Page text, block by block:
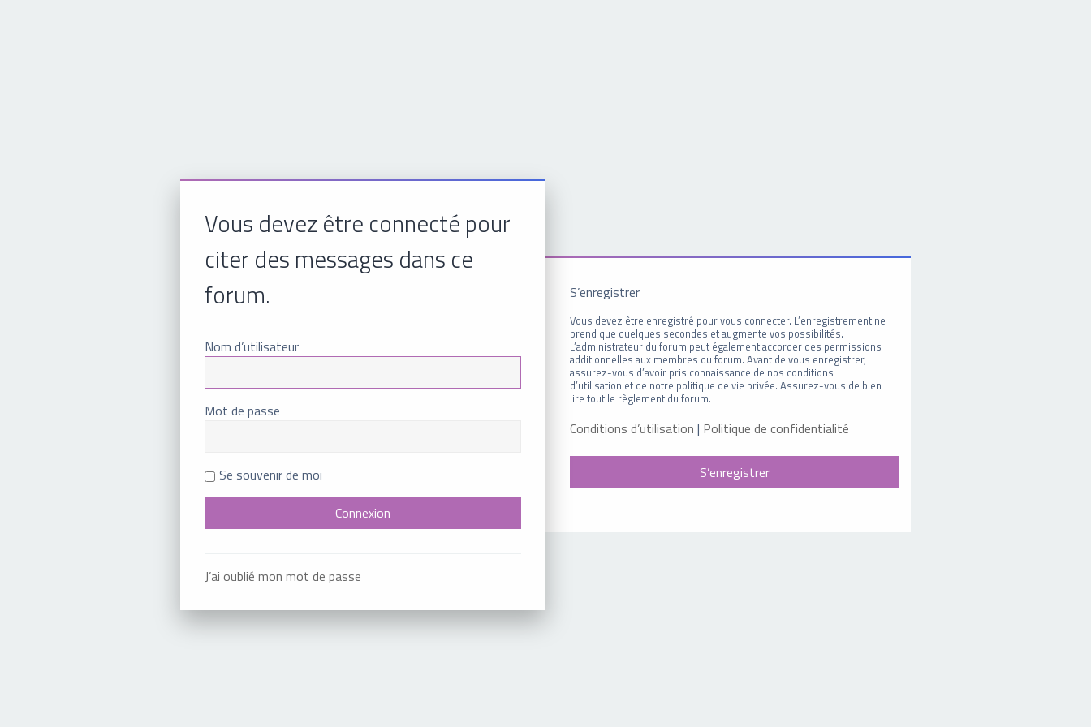
Vous devez être connecté pour
citer des messages dans ce
forum.
Nom d’utilisateur
Mot de passe
Se souvenir de moi
J’ai oublié mon mot de passe
S’enregistrer
Vous devez être enregistré pour vous connecter. L’enregistrement ne
prend que quelques secondes et augmente vos possibilités.
L’administrateur du forum peut également accorder des permissions
additionnelles aux membres du forum. Avant de vous enregistrer,
assurez-vous d’avoir pris connaissance de nos conditions
d’utilisation et de notre politique de vie privée. Assurez-vous de bien
lire tout le règlement du forum.
Conditions d’utilisation | Politique de confidentialité
S’enregistrer